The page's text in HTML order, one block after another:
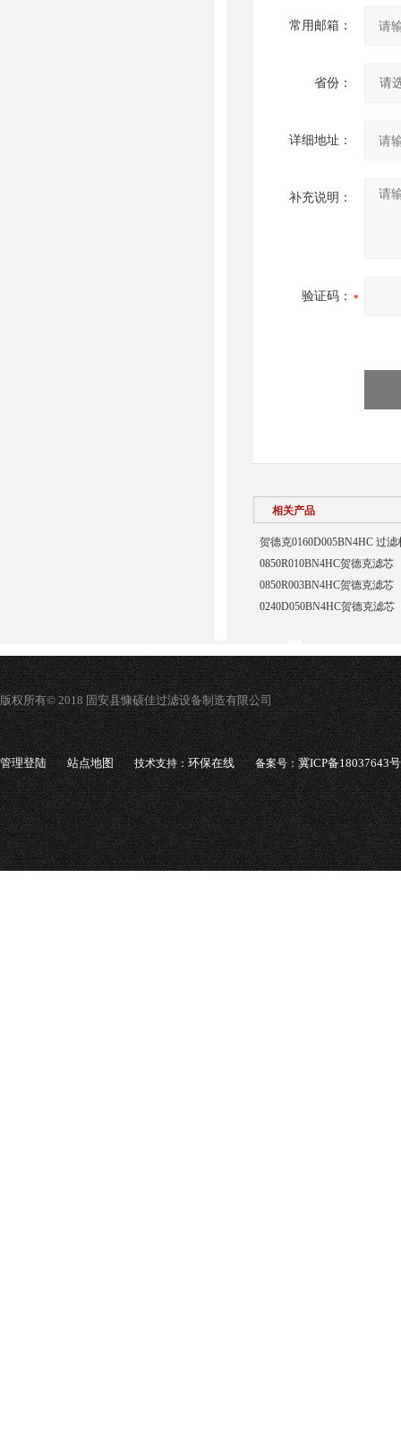
常用邮箱：
省份：
详细地址：
补充说明：
验证码：
相关产品
贺德克0160D005BN4HC 过滤
0850R010BN4HC贺德克滤芯
0850R003BN4HC贺德克滤芯
0240D050BN4HC贺德克滤芯
版权所有© 2018 固安县慷硕佳过滤设备制造有限公司
管理登陆 站点地图 技术支持：环保在线 备案号：冀ICP备18037643